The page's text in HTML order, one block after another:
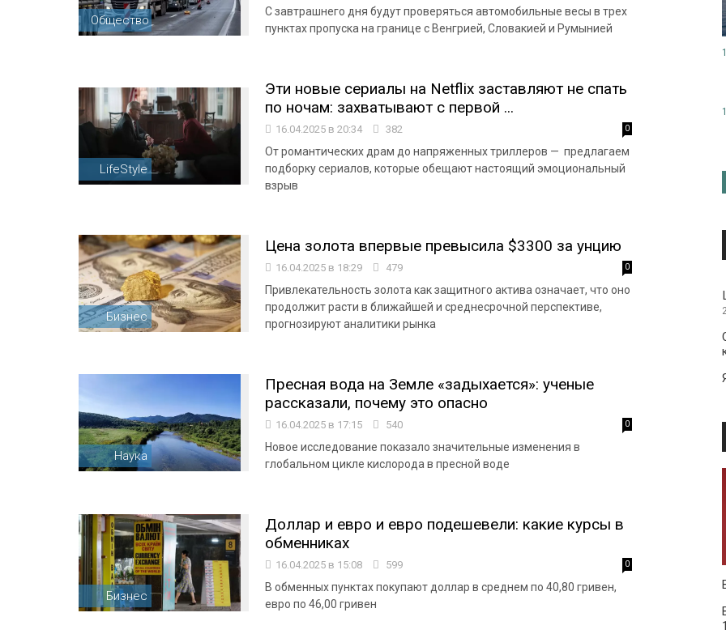
Общество
С завтрашнего дня будут проверяться автомобильные весы в трех
пунктах пропуска на границе с Венгрией, Словакией и Румынией
LifeStyle
Эти новые сериалы на Netflix заставляют не спать
по ночам: захватывают с первой ...
16.04.2025 в 20:34 382 0
От романтических драм до напряженных триллеров — предлагаем
подборку сериалов, которые обещают настоящий эмоциональный
взрыв
Бизнес
Цена золота впервые превысила $3300 за унцию
16.04.2025 в 18:29 479 0
Привлекательность золота как защитного актива означает, что оно
продолжит расти в ближайшей и среднесрочной перспективе,
прогнозируют аналитики рынка
Наука
Пресная вода на Земле «задыхается»: ученые
рассказали, почему это опасно
16.04.2025 в 17:15 540 0
Новое исследование показало значительные изменения в
глобальном цикле кислорода в пресной воде
Бизнес
Доллар и евро и евро подешевели: какие курсы в
обменниках
16.04.2025 в 15:08 599 0
В обменных пунктах покупают доллар в среднем по 40,80 гривен,
евро по 46,00 гривен